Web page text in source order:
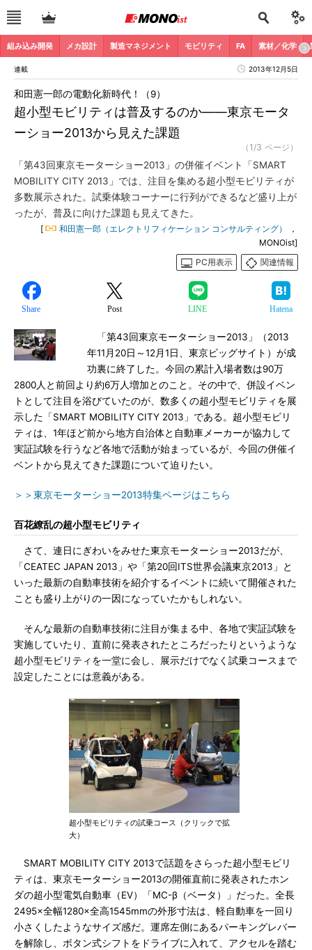
組み込み開発 メカ設計 製造マネジメント モビリティ FA 素材／化学
連載 2013年12月5日
超小型モビリティは普及するのか――東京モータ
ーショー2013から見えた課題
和田憲一郎の電動化新時代！（9）
（1/3 ページ）
「第43回東京モーターショー2013」の併催イベント「SMART
MOBILITY CITY 2013」では、注目を集める超小型モビリティが
多数展示された。試乗体験コーナーに行列ができるなど盛り上が
ったが、普及に向けた課題も見えてきた。
[ 和田憲一郎（エレクトリフィケーション コンサルティング）
，
MONOist]
PC用表示
関連情報
Share Post LINE Hatena
「第43回東京モーターショー2013」（2013
年11月20日～12月1日、東京ビッグサイト）が成
功裏に終了した。今回の累計入場者数は90万
2800人と前回より約6万人増加とのこと。その中で、併設イベン
トとして注目を浴びていたのが、数多くの超小型モビリティを展
示した「SMART MOBILITY CITY 2013」である。超小型モビリ
ティは、1年ほど前から地方自治体と自動車メーカーが協力して
実証試験を行うなど各地で活動が始まっているが、今回の併催イ
ベントから見えてきた課題について迫りたい。
＞＞東京モーターショー2013特集ページはこちら
百花繚乱の超小型モビリティ
さて、連日にぎわいをみせた東京モーターショー2013だが、
「CEATEC JAPAN 2013」や「第20回ITS世界会議東京2013」と
いった最新の自動車技術を紹介するイベントに続いて開催された
ことも盛り上がりの一因になっていたかもしれない。
そんな最新の自動車技術に注目が集まる中、各地で実証試験を
実施していたり、直前に発表されたところだったりというような
超小型モビリティを一堂に会し、展示だけでなく試乗コースまで
設定したことには意義がある。
超小型モビリティの試乗コース（クリックで拡
大）
SMART MOBILITY CITY 2013で話題をさらった超小型モビリ
ティは、東京モーターショー2013の開催直前に発表されたホン
ダの超小型電気自動車（EV）「MC-β（ベータ）」だった。全長
2495×全幅1280×全高1545mmの外形寸法は、軽自動車を一回り
小さくしたようなサイズ感だ。運席左側にあるパーキングレバー
を解除し、ボタン式シフトをドライブに入れて、アクセルを踏む